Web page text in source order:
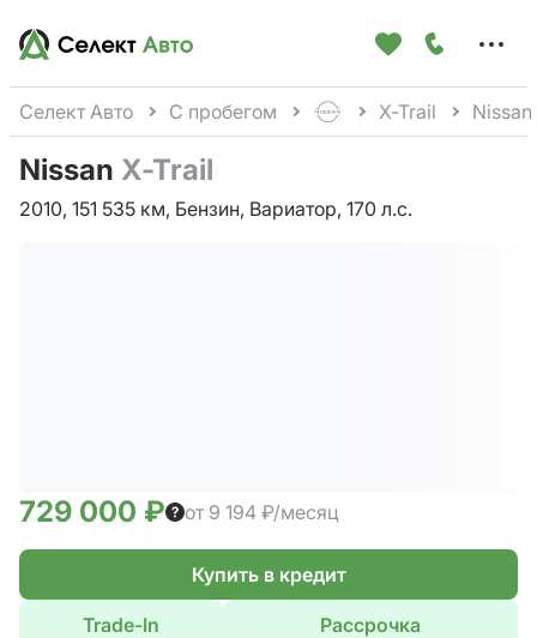
Селект Авто С пробегом X-Trail
Nissan X-Trail
2010, 151 535 км, Бензин, Вариатор, 170 л.с.
729 000 ₽ от 9 194 ₽/месяц
Купить в кредит
Trade-In Рассрочка